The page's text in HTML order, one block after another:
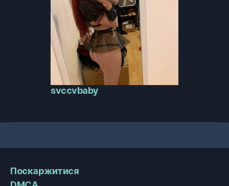
svccvbaby
Поскаржитися